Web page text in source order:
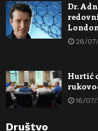
Dr.
28/
Hurtić
16/
Društvo